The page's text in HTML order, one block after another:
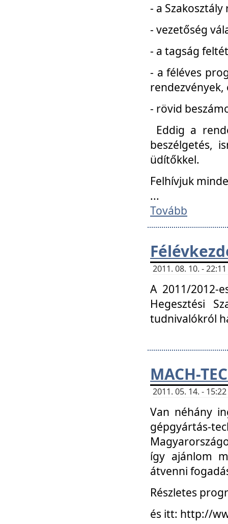
- a
- vezetőség
- a tagság
- a féléves
- rövid
Eddig a
beszélgetés,
üdítőkkel.
Felhívjuk
...
Tovább
2011. 08. 10. -
A 2011/2012-
Hegesztési
tudnivalókról
MACH-
2011. 05. 14. -
Van néhány
gépgyártás-
így ajánlom
átvenni
Részletes
és itt: http://